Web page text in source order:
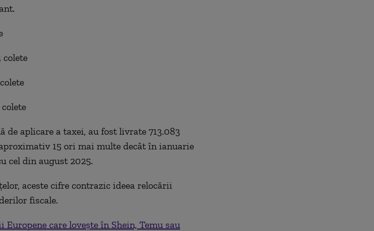
colete
de aplicare a taxei, au fost livrate 713.083
15 ori mai multe decât în ianuarie
cel din august 2025.
aceste cifre contrazic ideea relocării
fiscale.
Europene care lovește în Shein, Temu sau